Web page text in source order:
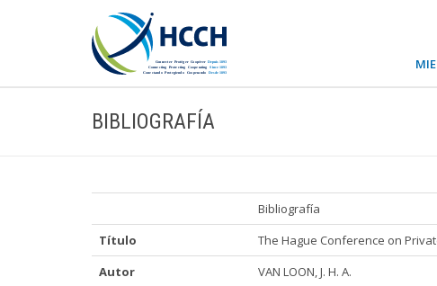
BIBLIOGRAFÍA
Bibliografía
Título
The Hague Conference on
Autor
VAN LOON, J. H. A.